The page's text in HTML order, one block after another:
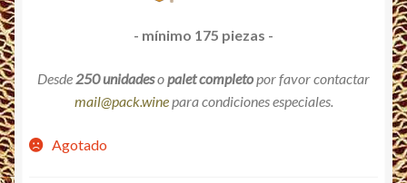
- mínimo 175 piezas -
Desde250 unidadesopalet completopor favor contactar
mail@pack.winepara condiciones especiales.
Agotado